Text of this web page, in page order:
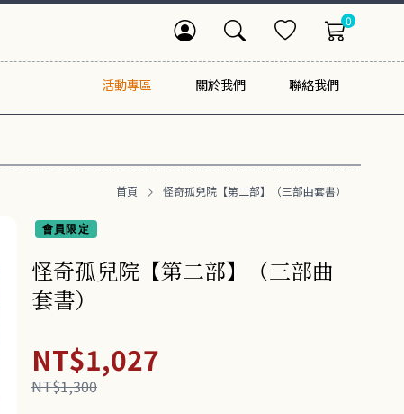
0
活動專區 關於我們 聯絡我們
首頁 怪奇孤兒院【第二部】（三部曲套書）
會員限定
怪奇孤兒院【第二部】（三部曲
套書）
NT$1,027
NT$1,300